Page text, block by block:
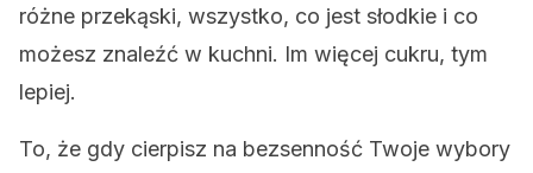
różne przekąski, wszystko, co jest słodkie i co
możesz znaleźć w kuchni. Im więcej cukru, tym
lepiej.
To, że gdy cierpisz na bezsenność Twoje wybory